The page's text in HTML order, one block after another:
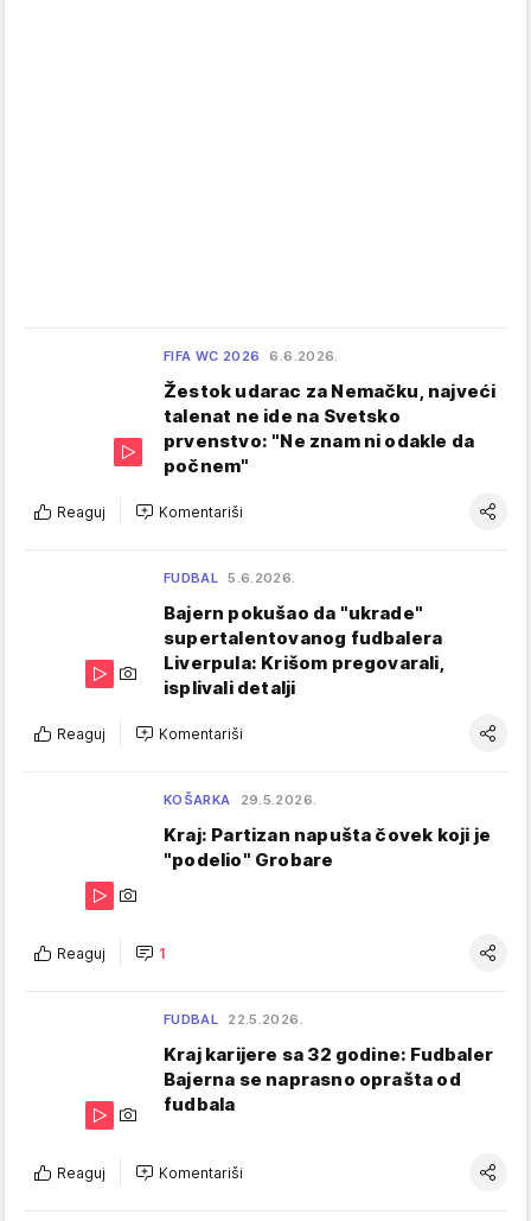
FIFA WC 2026 6.6.2026.
Žestok udarac za Nemačku, najveći
talenat ne ide na Svetsko
prvenstvo: "Ne znam ni odakle da
počnem"
Reaguj Komentariši
FUDBAL 5.6.2026.
Bajern pokušao da "ukrade"
supertalentovanog fudbalera
Liverpula: Krišom pregovarali,
isplivali detalji
Reaguj Komentariši
KOŠARKA 29.5.2026.
Kraj: Partizan napušta čovek koji je
"podelio" Grobare
Reaguj 1
FUDBAL 22.5.2026.
Kraj karijere sa 32 godine: Fudbaler
Bajerna se naprasno oprašta od
fudbala
Reaguj Komentariši